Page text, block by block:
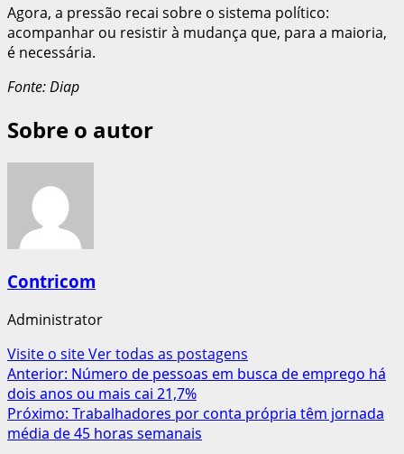
Agora, a pressão recai sobre o sistema político:
acompanhar ou resistir à mudança que, para a maioria,
é necessária.
Fonte: Diap
Sobre o autor
Contricom
Administrator
Visite o siteVer todas as postagens
Navegação
de
artigos
Anterior: Número de pessoas em busca de emprego há
dois anos ou mais cai 21,7%
Próximo: Trabalhadores por conta própria têm jornada
média de 45 horas semanais